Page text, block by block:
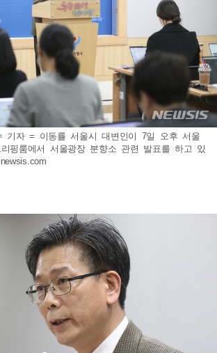
기자 = 이동률 서울시 대변인이 7일 오후 서울
핑룸에서 서울광장 분향소 관련 발표를 하고 있